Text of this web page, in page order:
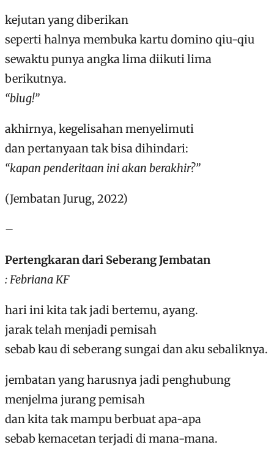
kejutan yang diberikan
seperti halnya membuka kartu domino qiu-qiu
sewaktu punya angka lima diikuti lima
berikutnya.
“blug!”
akhirnya, kegelisahan menyelimuti
dan pertanyaan tak bisa dihindari:
“kapan penderitaan ini akan berakhir?”
(Jembatan Jurug, 2022)
–
Pertengkaran dari Seberang Jembatan
: Febriana KF
hari ini kita tak jadi bertemu, ayang.
jarak telah menjadi pemisah
sebab kau di seberang sungai dan aku sebaliknya.
jembatan yang harusnya jadi penghubung
menjelma jurang pemisah
dan kita tak mampu berbuat apa-apa
sebab kemacetan terjadi di mana-mana.